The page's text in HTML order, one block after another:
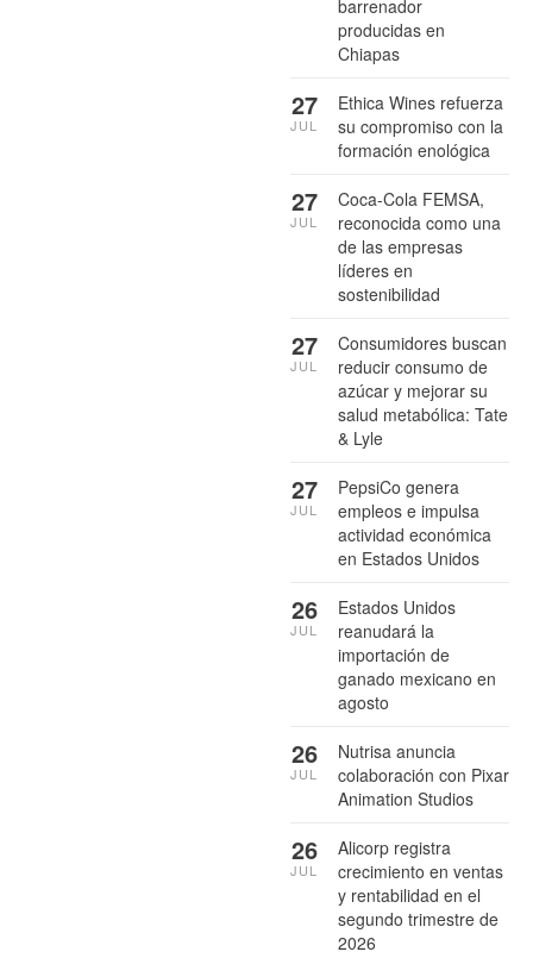
barrenador
producidas en
Chiapas
Ethica Wines refuerza
su compromiso con la
formación enológica
27
JUL
Coca-Cola FEMSA,
reconocida como una
de las empresas
líderes en
sostenibilidad
27
JUL
Consumidores buscan
reducir consumo de
azúcar y mejorar su
salud metabólica: Tate
& Lyle
27
JUL
PepsiCo genera
empleos e impulsa
actividad económica
en Estados Unidos
27
JUL
Estados Unidos
reanudará la
importación de
ganado mexicano en
agosto
26
JUL
Nutrisa anuncia
colaboración con Pixar
Animation Studios
26
JUL
Alicorp registra
crecimiento en ventas
y rentabilidad en el
segundo trimestre de
2026
26
JUL